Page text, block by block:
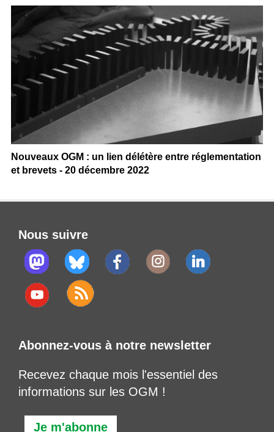
Nouveaux OGM : un lien délétère entre réglementation
et brevets - 20 décembre 2022
Nous suivre
Abonnez-vous à notre newsletter
Recevez chaque mois l'essentiel des
informations sur les OGM !
Je m'abonne